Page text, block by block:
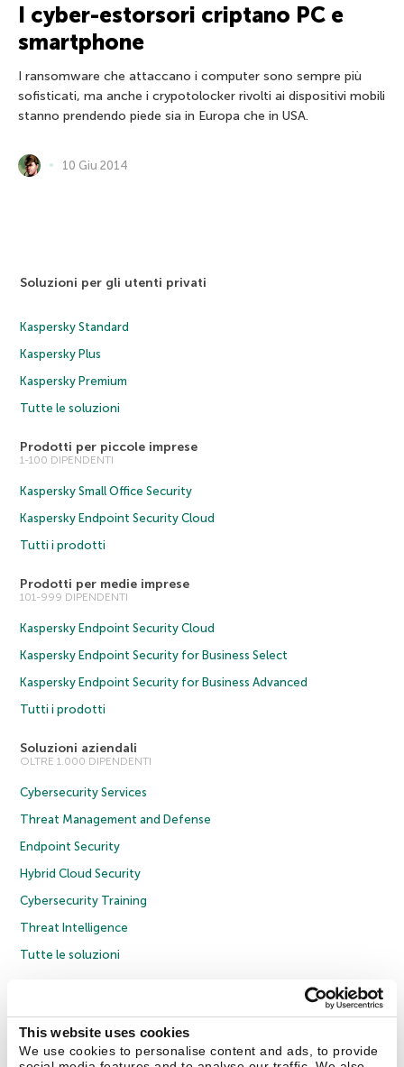
This website uses cookies
We use cookies to personalise content and ads, to provide
I cyber-estorsori criptano PC e
smartphone
I ransomware che attaccano i computer sono sempre più
sofisticati, ma anche i crypotolocker rivolti ai dispositivi mobili
stanno prendendo piede sia in Europa che in USA.
10 Giu 2014
Soluzioni per gli utenti privati
Kaspersky Standard
Kaspersky Plus
Kaspersky Premium
Tutte le soluzioni
Prodotti per piccole imprese
1-100 DIPENDENTI
Kaspersky Small Office Security
Kaspersky Endpoint Security Cloud
Tutti i prodotti
Prodotti per medie imprese
101-999 DIPENDENTI
Kaspersky Endpoint Security Cloud
Kaspersky Endpoint Security for Business Select
Kaspersky Endpoint Security for Business Advanced
Tutti i prodotti
Soluzioni aziendali
OLTRE 1.000 DIPENDENTI
Cybersecurity Services
Threat Management and Defense
Endpoint Security
Hybrid Cloud Security
Cybersecurity Training
Threat Intelligence
Tutte le soluzioni
Informativa sulla privacy
Policy anticorruzione
Contratto di licenza B2C
Cookies